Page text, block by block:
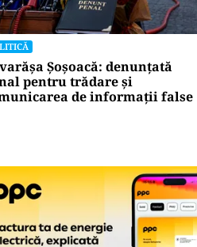
Șoșoacă: denunțată
pentru trădare și
de informații false